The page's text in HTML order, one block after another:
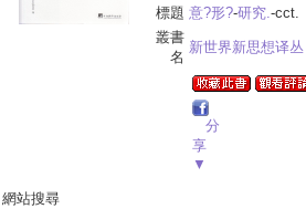
標題 意?形?-研究.-cct.
叢書
名
新世界新思想译丛
分
享
▼
網站搜尋